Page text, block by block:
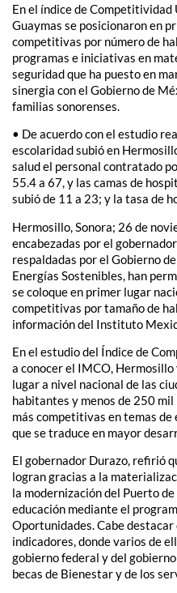
En el índice de
Guaymas se posicionaron en
competitivas por número de
programas e iniciativas en
seguridad que ha puesto en
sinergia con el Gobierno de
familias sonorenses.
• De acuerdo con el estudio
escolaridad subió en
salud el personal contratado
55.4 a 67, y las camas de
subió de 11 a 23; y la tasa de
Hermosillo, Sonora; 26 de
encabezadas por el
respaldadas por el Gobierno
Energías Sostenibles, han
se coloque en primer lugar
competitivas por tamaño de
información del Instituto
En el estudio del Índice de
a conocer el IMCO,
lugar a nivel nacional de las
habitantes y menos de 250
más competitivas en temas de
que se traduce en mayor
El gobernador Durazo, refirió
logran gracias a la
la modernización del Puerto
educación mediante el
Oportunidades. Cabe
indicadores, donde varios de
gobierno federal y del
becas de Bienestar y de los